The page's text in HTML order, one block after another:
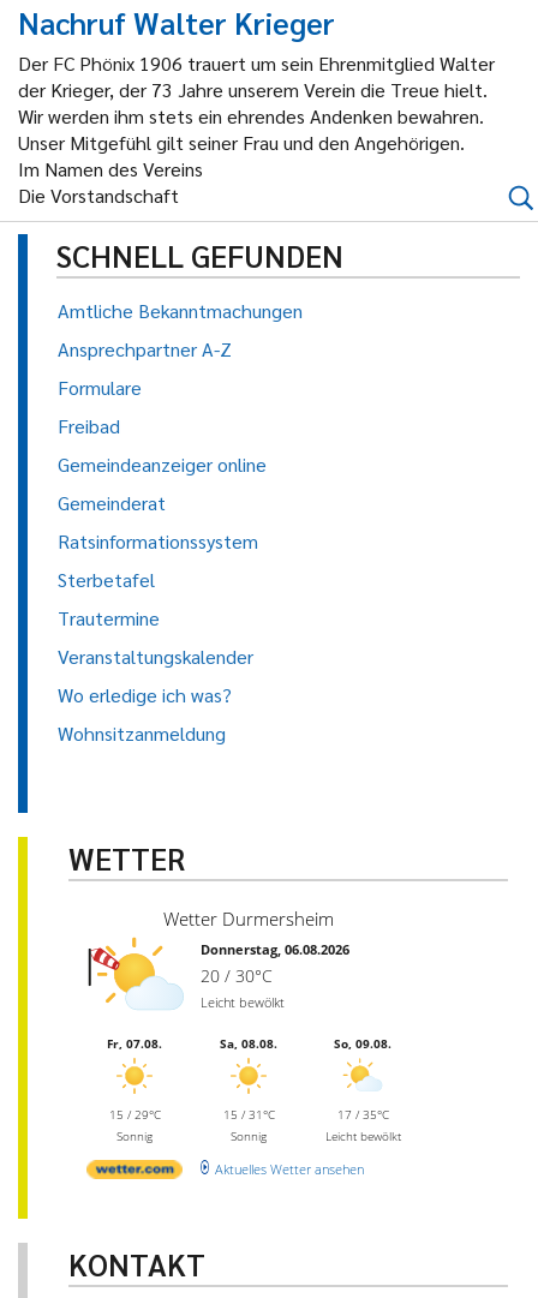
Nachruf Walter Krieger
Der FC Phönix 1906 trauert um sein Ehrenmitglied Walter
der Krieger, der 73 Jahre unserem Verein die Treue hielt.
Wir werden ihm stets ein ehrendes Andenken bewahren.
Unser Mitgefühl gilt seiner Frau und den Angehörigen.
Im Namen des Vereins
Die Vorstandschaft
SCHNELL GEFUNDEN
Amtliche Bekanntmachungen
Ansprechpartner A-Z
Formulare
Freibad
Gemeindeanzeiger online
Gemeinderat
Ratsinformationssystem
Sterbetafel
Trautermine
Veranstaltungskalender
Wo erledige ich was?
Wohnsitzanmeldung
WETTER
Wetter Durmersheim
Donnerstag, 06.08.2026
20 / 30°C
Leicht bewölkt
Fr, 07.08.
15 / 29°C
Sonnig
Sa, 08.08.
15 / 31°C
Sonnig
So, 09.08.
17 / 35°C
Leicht bewölkt
Aktuelles Wetter ansehen
KONTAKT